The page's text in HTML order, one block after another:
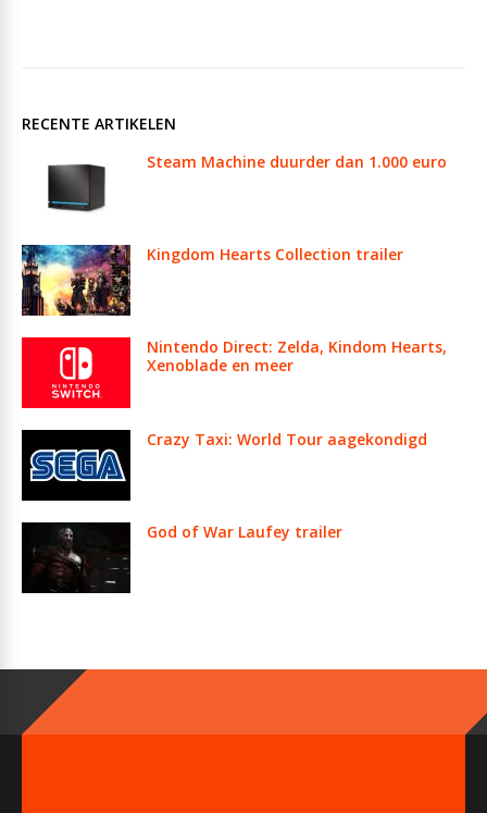
RECENTE ARTIKELEN
Steam Machine duurder dan 1.000 euro
Kingdom Hearts Collection trailer
Nintendo Direct: Zelda, Kindom Hearts,
Xenoblade en meer
Crazy Taxi: World Tour aagekondigd
God of War Laufey trailer